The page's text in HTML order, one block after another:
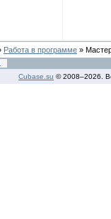
Работа в программе »
Cubase.su © 2008–2026.